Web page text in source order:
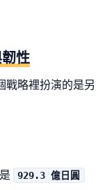
性
戰略裡扮演的是另
929.3 億日圓